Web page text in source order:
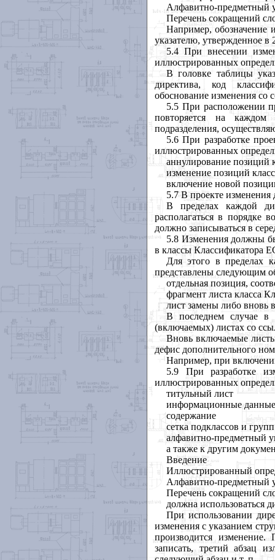
Алфавитно-предметный
Перечень сокращений
Например, обозначение
указателю, утвержденное в
5.4 При внесении
иллюстрированных
В головке таблицы
директива, код
обоснование изменения со
5.5 При расположении
повторяется на каждом
подразделения,
5.6 При разработке
иллюстрированных
аннулирование
изменение позиций
включение новой
5.7 В проекте
В пределах каждой
располагаться в порядке
должно записываться в
5.8 Изменения должны
в классы Классификатора
Для этого в пределах
представлены следующим
отдельная позиция,
фрагмент листа класса
лист замены либо вновь
В последнем случае в
(включаемых) листах со
Вновь включаемые
дефис дополнительного
Например, при
5.9 При разработке
иллюстрированных
титульный лист
информационные данные
содержание
сетка подклассов и групп
алфавитно-предметный
а также к другим
Введение
Иллюстрированный
Алфавитно-предметный
Перечень сокращений
должна
При использовании
изменения с указанием
производится
записать, третий абзац